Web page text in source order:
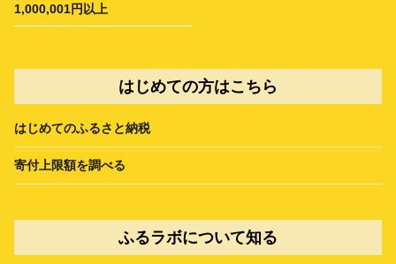
1,000,001円以上
はじめての方はこちら
はじめてのふるさと納税
寄付上限額を調べる
ふるラボについて知る